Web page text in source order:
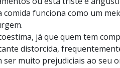
comida funciona como um
já que quem tem
distorcida,
ser muito prejudiciais ao seu